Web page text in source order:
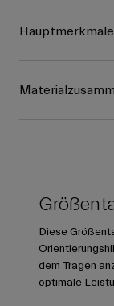
Hauptmerkmale
Diese
dem Tragen
optimale